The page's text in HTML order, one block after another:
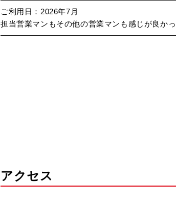
ご利用日：2026年7月
担当営業マンもその他の営業マンも感じが良か
アクセス